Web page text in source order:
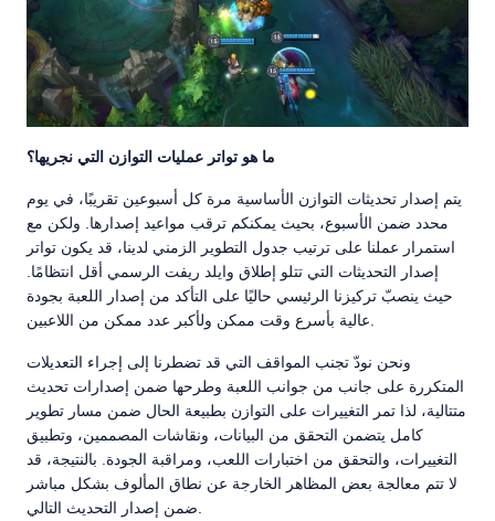
ما هو تواتر عمليات التوازن التي نجريها؟
يتم إصدار تحديثات التوازن الأساسية مرة كل أسبوعين تقريبًا، في يوم
محدد ضمن الأسبوع، بحيث يمكنكم ترقب مواعيد إصدارها. ولكن مع
استمرار عملنا على ترتيب جدول التطوير الزمني لدينا، قد يكون تواتر
إصدار التحديثات التي تتلو إطلاق وايلد ريفت الرسمي أقل انتظامًا.
حيث ينصبّ تركيزنا الرئيسي حاليًا على التأكد من إصدار اللعبة بجودة
ونحن نودّ تجنب المواقف التي قد تضطرنا إلى إجراء التعديلات
المتكررة على جانب من جوانب اللعبة وطرحها ضمن إصدارات تحديث
متتالية، لذا تمر التغييرات على التوازن بطبيعة الحال ضمن مسار تطوير
كامل يتضمن التحقق من البيانات، ونقاشات المصممين، وتطبيق
التغييرات، والتحقق من اختبارات اللعب، ومراقبة الجودة. بالنتيجة، قد
لا تتم معالجة بعض المظاهر الخارجة عن نطاق المألوف بشكل مباشر